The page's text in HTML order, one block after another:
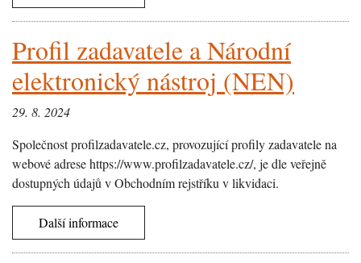
Profil zadavatele a Národní
elektronický nástroj (NEN)
29. 8. 2024
Společnost profilzadavatele.cz, provozující profily zadavatele na
webové adrese https://www.profilzadavatele.cz/, je dle veřejně
dostupných údajů v Obchodním rejstříku v likvidaci.
Další informace